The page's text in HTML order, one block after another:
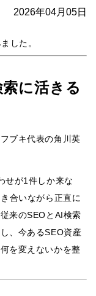
2026年04月05日
した。
に活きる
ブキ代表の角川英
せが1件しか来な
合いながら正直に
来のSEOとAI検索
、今あるSEO資産
を変えないかを整